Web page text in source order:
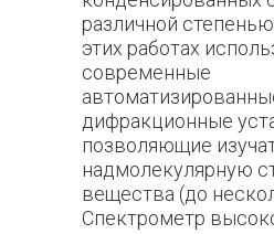
различной
этих работах
современные
дифракционные
позволяющие
надмолекулярную
вещества (до
Спектрометр